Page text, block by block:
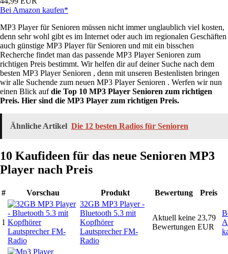
Bei Amazon kaufen*
MP3 Player für Senioren müssen nicht immer unglaublich viel kosten,
denn sehr wohl gibt es im Internet oder auch im regionalen Geschäften
auch günstige MP3 Player für Senioren und mit ein bisschen
Recherche findet man das passende MP3 Player Senioren zum
richtigen Preis bestimmt. Wir helfen dir auf deiner Suche nach dem
besten MP3 Player Senioren , denn mit unseren Bestenlisten bringen
wir alle Suchende zum neuen MP3 Player Senioren . Werfen wir nun
einen Blick aufdie Top 10 MP3 Player Senioren zum richtigen
Preis. Hier sind die MP3 Player zum richtigen Preis.
Ähnliche Artikel Die 12 besten Radios für Senioren
10 Kaufideen für das neue Senioren MP3
Player nach Preis
# Vorschau Produkt Bewertung Preis
1
32GB MP3 Player -
Bluetooth 5.3 mit
Kopfhörer
Lautsprecher FM-
Radio
Aktuell keine
Bewertungen
23,79
EUR